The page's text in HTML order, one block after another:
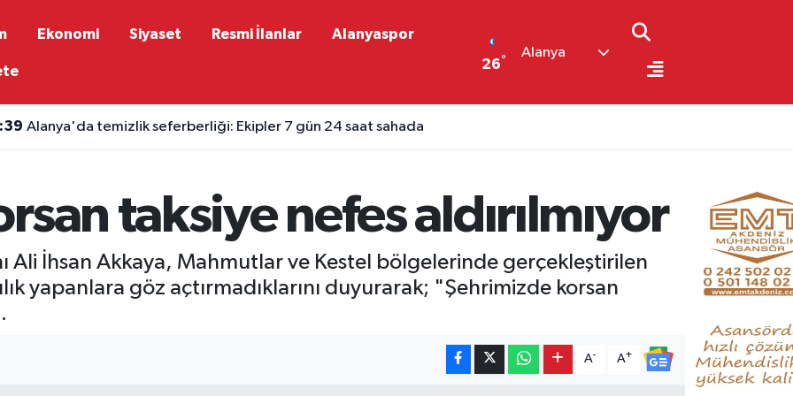
Ekonomi Siyaset Resmi İlanlar Alanyaspor
26°
Alanya
Alanya'da temizlik seferberliği: Ekipler 7 gün 24 saat sahada
taksiye nefes aldırılmıyor
Ali İhsan Akkaya, Mahmutlar ve Kestel bölgelerinde gerçekleştirilen
yapanlara göz açtırmadıklarını duyurarak; "Şehrimizde korsan
A- A+